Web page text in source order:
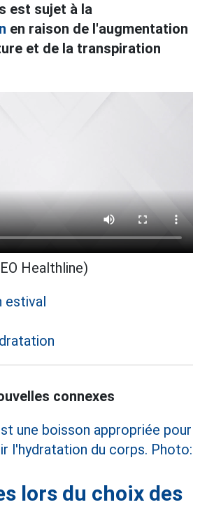
est sujet à la
en raison de l'augmentation
et de la transpiration
Healthline)
estival
connexes
lors du choix des